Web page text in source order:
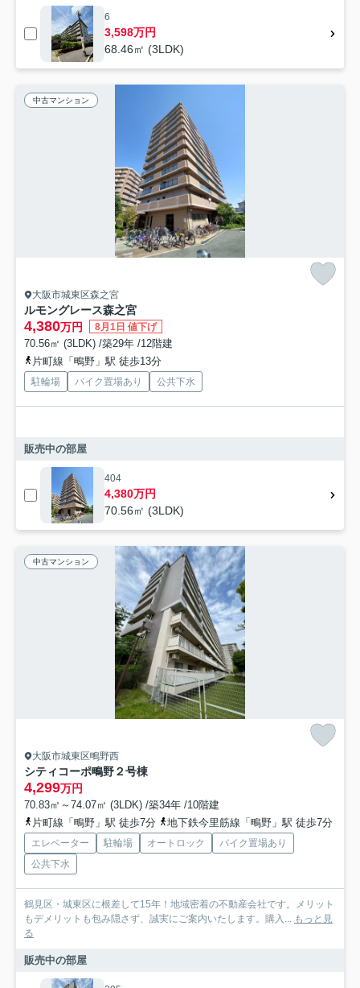
6
3,598万円
68.46㎡ (3LDK)
中古マンション
大阪市城東区森之宮
ルモングレース森之宮
4,380万円 8月1日 値下げ
70.56㎡ (3LDK) /築29年 /12階建
片町線「鴫野」駅 徒歩13分
駐輪場 バイク置場あり 公共下水
販売中の部屋
404
4,380万円
70.56㎡ (3LDK)
中古マンション
大阪市城東区鴫野西
シティコーポ鴫野２号棟
4,299万円
70.83㎡～74.07㎡ (3LDK) /築34年 /10階建
片町線「鴫野」駅 徒歩7分
地下鉄今里筋線「鴫野」駅 徒歩7分
エレベーター 駐輪場 オートロック
バイク置場あり
公共下水
鶴見区・城東区に根差して15年！地域密着の不動産会社です。メリット
もデメリットも包み隠さず、誠実にご案内いたします。購入... もっと見
る
販売中の部屋